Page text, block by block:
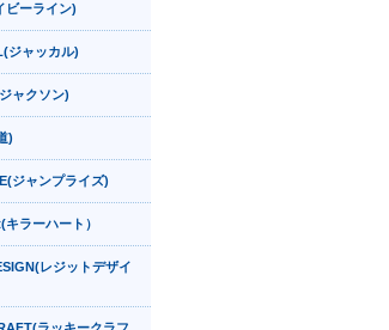
ビーライン)
ジャッカル)
ャクソン)
)
ジャンプライズ)
ラーハート）
レジットデザイ